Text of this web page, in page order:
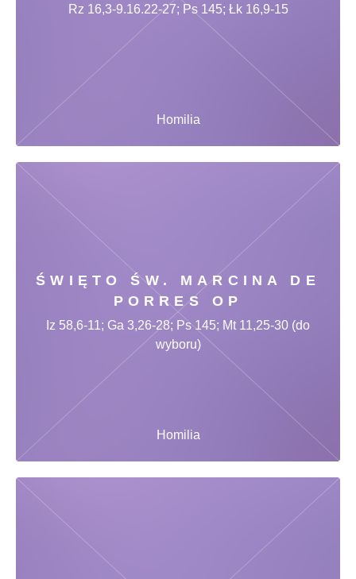
Homilia
Rz 16,3-9.16.22-27; Ps 145; Łk 16,9-15
ŚWIĘTO ŚW. MARCINA DE
PORRES OP
Homilia
Iz 58,6-11; Ga 3,26-28; Ps 145; Mt 11,25-30 (do
wyboru)